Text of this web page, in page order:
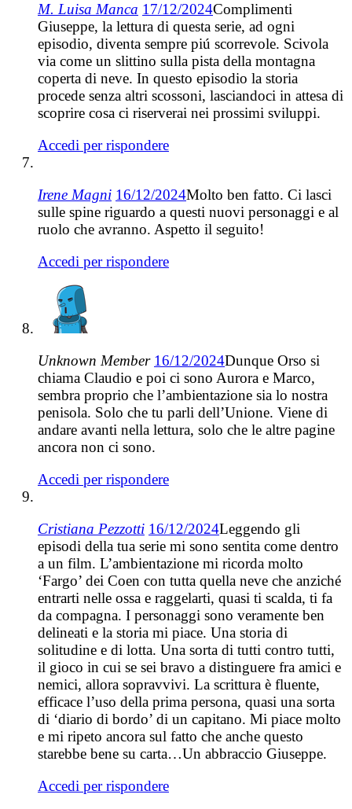
M. Luisa Manca 17/12/2024Complimenti
Giuseppe, la lettura di questa serie, ad ogni
episodio, diventa sempre piú scorrevole. Scivola
via come un slittino sulla pista della montagna
coperta di neve. In questo episodio la storia
procede senza altri scossoni, lasciandoci in attesa di
scoprire cosa ci riserverai nei prossimi sviluppi.
Accedi per rispondere
Irene Magni 16/12/2024Molto ben fatto. Ci lasci
sulle spine riguardo a questi nuovi personaggi e al
ruolo che avranno. Aspetto il seguito!
Accedi per rispondere
Unknown Member 16/12/2024Dunque Orso si
chiama Claudio e poi ci sono Aurora e Marco,
sembra proprio che l’ambientazione sia lo nostra
penisola. Solo che tu parli dell’Unione. Viene di
andare avanti nella lettura, solo che le altre pagine
ancora non ci sono.
Accedi per rispondere
Cristiana Pezzotti 16/12/2024Leggendo gli
episodi della tua serie mi sono sentita come dentro
a un film. L’ambientazione mi ricorda molto
‘Fargo’ dei Coen con tutta quella neve che anziché
entrarti nelle ossa e raggelarti, quasi ti scalda, ti fa
da compagna. I personaggi sono veramente ben
delineati e la storia mi piace. Una storia di
solitudine e di lotta. Una sorta di tutti contro tutti,
il gioco in cui se sei bravo a distinguere fra amici e
nemici, allora sopravvivi. La scrittura è fluente,
efficace l’uso della prima persona, quasi una sorta
di ‘diario di bordo’ di un capitano. Mi piace molto
e mi ripeto ancora sul fatto che anche questo
starebbe bene su carta…Un abbraccio Giuseppe.
Accedi per rispondere